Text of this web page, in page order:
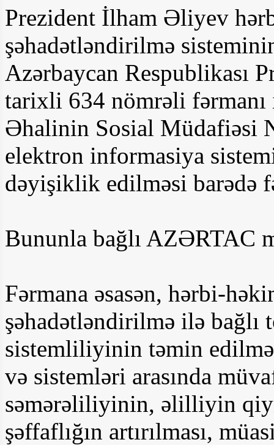
Prezident İlham Əliyev
şəhadətləndirilmə
Azərbaycan Respublikası
tarixli 634 nömrəli
Əhalinin Sosial Müdafiəsi
elektron informasiya
dəyişiklik edilməsi barədə
Bununla bağlı AZƏRTAC
Fərmana əsasən, hərbi-
şəhadətləndirilmə ilə bağlı
sistemliliyinin təmin
və sistemləri arasında
səmərəliliyinin, əlilliyin
şəffaflığın artırılması,